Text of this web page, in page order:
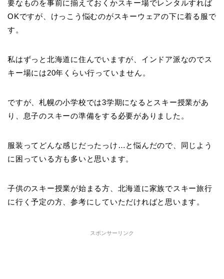
要なものを事前に揃えておくかスキー場でレンタルすれば
OKですが、けっこう悩むのがスキーウェアの下に着る服で
す。
私はずっと北海道に住んでいますが、インドア派なのでス
キー場には20年くらい行っていません。
ですが、札幌の小学校では3学期になるとスキー授業があ
り、息子のスキーの準備をする必要がありました。
服装ってどんな感じだったっけ…と悩んだので、同じよう
に困っている方も多いと思います。
子供のスキー授業が始まる方、北海道に家族でスキー旅行
に行く予定の方、参考にしていただければと思います。
スポンサーリンク